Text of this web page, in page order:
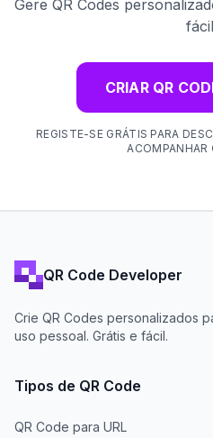
Gere QR Codes
CRIAR QR
REGISTE-SE GRÁTIS PARA
ACOMPANHAR
QR Code Developer
Crie QR Codes personalizados
uso pessoal. Grátis e fácil.
Tipos de QR Code
QR Code para URL